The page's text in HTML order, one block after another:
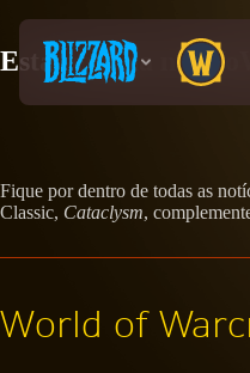
Esta semana no
Fique por dentro de todas as
Classic, Cataclysm,
World of